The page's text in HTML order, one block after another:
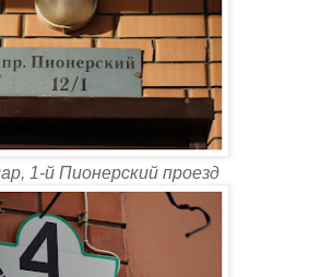
1-й Пионерский проезд